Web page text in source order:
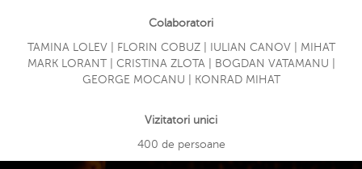
Colaboratori
TAMINA LOLEV | FLORIN COBUZ | IULIAN CANOV | MIHAT
MARK LORANT | CRISTINA ZLOTA | BOGDAN VATAMANU |
GEORGE MOCANU | KONRAD MIHAT
Vizitatori unici
400 de persoane